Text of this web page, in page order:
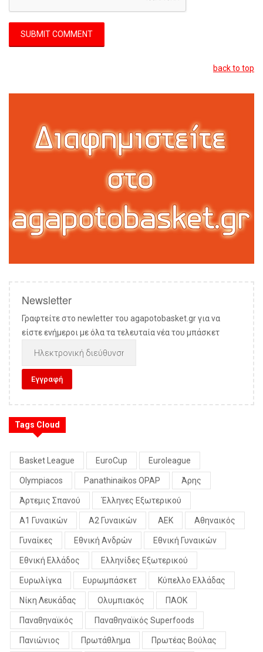
back to top
Newsletter
Γραφτείτε στο newletter του agapotobasket.gr για να
είστε ενήμεροι με όλα τα τελευταία νέα του μπάσκετ
Tags Cloud
Basket League EuroCup Euroleague
Olympiacos Panathinaikos OPAP Άρης
Άρτεμις Σπανού Έλληνες Εξωτερικού
Α1 Γυναικών Α2 Γυναικών ΑΕΚ Αθηναικός
Γυναίκες Εθνική Ανδρών Εθνική Γυναικών
Εθνική Ελλάδος Ελληνίδες Εξωτερικού
Ευρωλίγκα Ευρωμπάσκετ Κύπελλο Ελλάδας
Νίκη Λευκάδας Ολυμπιακός ΠΑΟΚ
Παναθηναϊκός Παναθηναϊκός Superfoods
Πανιώνιος Πρωτάθλημα Πρωτέας Βούλας